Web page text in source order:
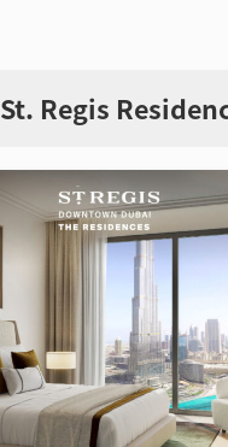
Regis